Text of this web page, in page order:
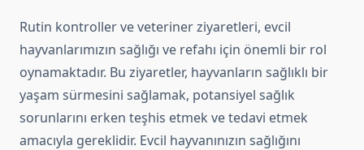
Rutin kontroller ve veteriner ziyaretleri, evcil
hayvanlarımızın sağlığı ve refahı için önemli bir rol
oynamaktadır. Bu ziyaretler, hayvanların sağlıklı bir
yaşam sürmesini sağlamak, potansiyel sağlık
sorunlarını erken teşhis etmek ve tedavi etmek
amacıyla gereklidir. Evcil hayvanınızın sağlığını